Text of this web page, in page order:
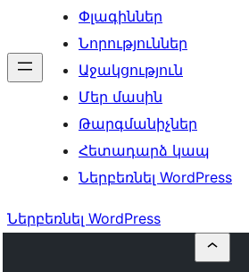
Փլագիններ
Նորություններ
Աջակցություն
Մեր մասին
Թարգմանիչներ
Հետադարձ կապ
Ներբեռնել WordPress
Ներբեռնել WordPress